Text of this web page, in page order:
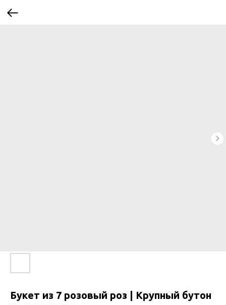
Букет из 7 розовый роз | Крупный бутон